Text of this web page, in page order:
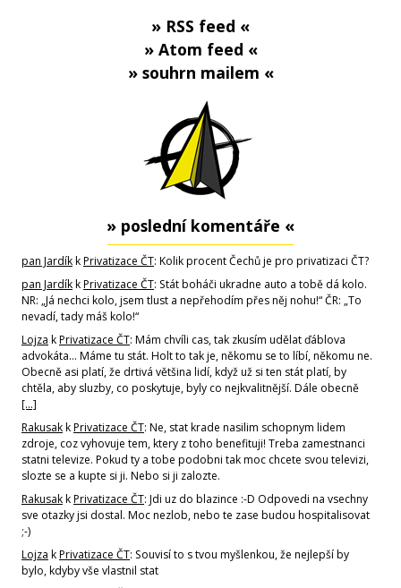
» RSS feed «
» Atom feed «
» souhrn mailem «
» poslední komentáře «
pan JardíkkPrivatizace ČT: Kolik procent Čechů je pro privatizaci ČT?
pan JardíkkPrivatizace ČT: Stát boháči ukradne auto a tobě dá kolo.
NR: „Já nechci kolo, jsem tlust a nepřehodím přes něj nohu!“ ČR: „To
nevadí, tady máš kolo!“
Lojza kPrivatizace ČT: Mám chvíli cas, tak zkusím udělat ďáblova
advokáta... Máme tu stát. Holt to tak je, někomu se to líbí, někomu ne.
Obecně asi platí, že drtivá většina lidí, když už si ten stát platí, by
chtěla, aby sluzby, co poskytuje, byly co nejkvalitnější. Dále obecně
[…]
RakusakkPrivatizace ČT: Ne, stat krade nasilim schopnym lidem
zdroje, coz vyhovuje tem, ktery z toho benefituji! Treba zamestnanci
statni televize. Pokud ty a tobe podobni tak moc chcete svou televizi,
slozte se a kupte si ji. Nebo si ji zalozte.
RakusakkPrivatizace ČT: Jdi uz do blazince :-D Odpovedi na vsechny
sve otazky jsi dostal. Moc nezlob, nebo te zase budou hospitalisovat
;-)
Lojza kPrivatizace ČT: Souvisí to s tvou myšlenkou, že nejlepší by
bylo, kdyby vše vlastnil stat